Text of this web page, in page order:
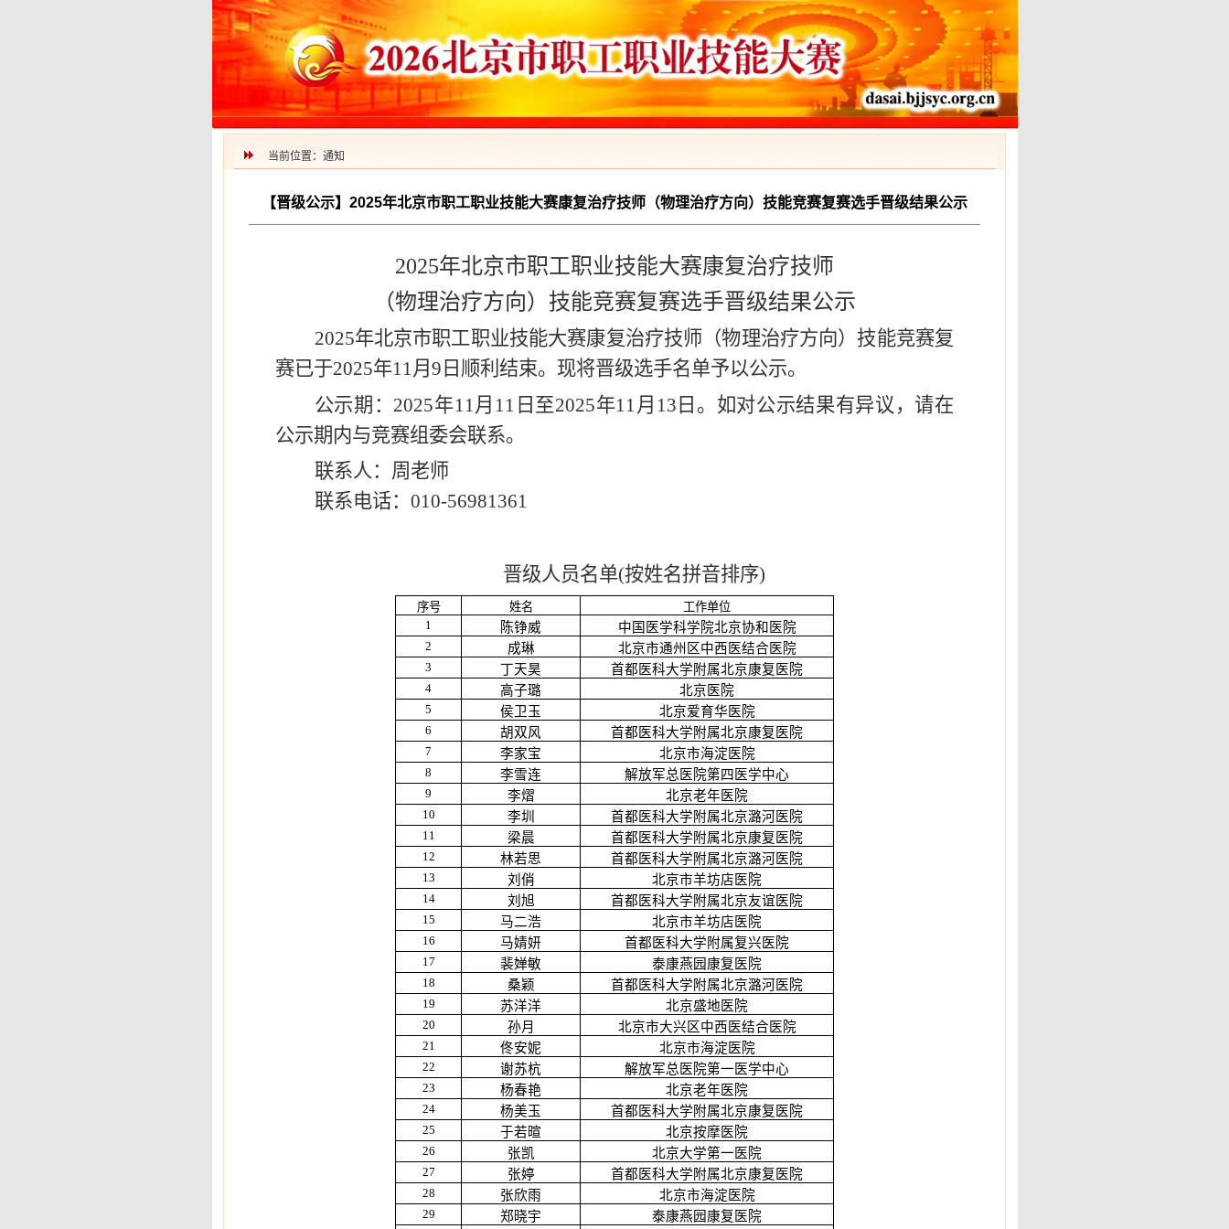
当前位置：通知
【晋级公示】2025年北京市职工职业技能大赛康复治疗技师（物理治疗方向）技能竞赛复赛选手晋级结果公示
2025年北京市职工职业技能大赛康复治疗技师
（物理治疗方向）技能竞赛复赛选手晋级结果公示
2025年北京市职工职业技能大赛康复治疗技师（物理治疗方向）技能竞赛复
赛已于2025年11月9日顺利结束。现将晋级选手名单予以公示。
公示期： 2025年11 月 11 日至2025年11 月 13 日。如对公示结果有异议，请在
公示期内与竞赛组委会联系。
联系人： 周老师
联系电话： 010-56981361
晋级人员名单(按姓名拼音排序)
序号 姓名
工作单位
1
陈铮威 中国医学科学院北京协和医院
2 成琳 北京市通州区中西医结合医院
3 丁天昊 首都医科大学附属北京康复医院
4 高子璐 北京医院
5 侯卫玉 北京爱育华医院
6 胡双风 首都医科大学附属北京康复医院
7 李家宝 北京市海淀医院
8 李雪连 解放军总医院第四医学中心
9 李熠 北京老年医院
10 李圳 首都医科大学附属北京潞河医院
11 梁晨 首都医科大学附属北京康复医院
12 林若思 首都医科大学附属北京潞河医院
13 刘俏 北京市羊坊店医院
14 刘旭 首都医科大学附属北京友谊医院
15 马二浩 北京市羊坊店医院
16 马婧妍 首都医科大学附属复兴医院
17 裴婵敏 泰康燕园康复医院
18 桑颖 首都医科大学附属北京潞河医院
19 苏洋洋 北京盛地医院
20 孙月 北京市大兴区中西医结合医院
21 佟安妮 北京市海淀医院
22 谢苏杭 解放军总医院第一医学中心
23 杨春艳 北京老年医院
24 杨美玉 首都医科大学附属北京康复医院
25 于若暄 北京按摩医院
26 张凯 北京大学第一医院
27 张婷 首都医科大学附属北京康复医院
28 张欣雨 北京市海淀医院
29 郑晓宇 泰康燕园康复医院